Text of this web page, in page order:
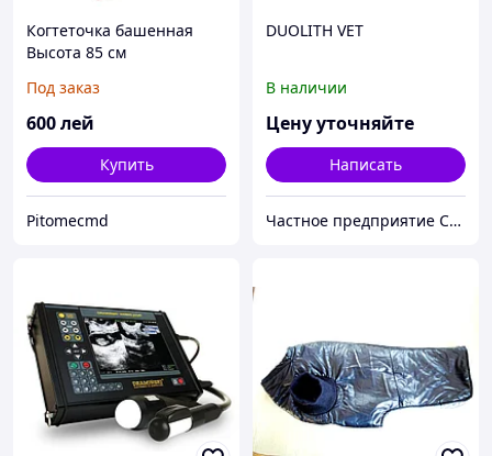
Когтеточка башенная
Высота 85 см
Под заказ
600лей
Купить
Pitomecmd
DUOLITH VET
В наличии
Цену уточняйте
Написать
Частное предприятие София Мед